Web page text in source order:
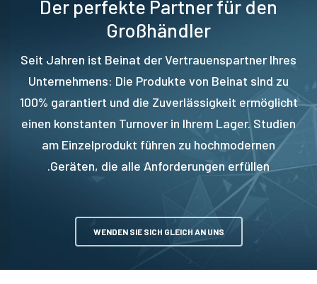
Der perfekte Partner für den
Großhändler
Seit Jahren ist Beinat der Vertrauenspartner Ihres
Unternehmens: Die Produkte von Beinat sind zu
100% garantiert und die Zuverlässigkeit ermöglicht
einen konstanten Turnover in Ihrem Lager. Studien
am Einzelprodukt führen zu hochmodernen
Geräten, die alle Anforderungen erfüllen.
WENDEN SIE SICH GLEICH AN UNS